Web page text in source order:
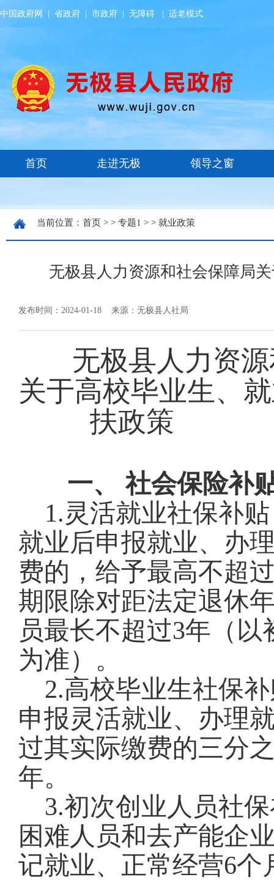
中国政府网 省政府 市政府 无障碍 适老模式
当前位置： 首页 > > 专题1 > > 就业政策
无极县人力资源和社会保障局
发布时间：2024-01-18 来源：无极县人社局
无极县人力资
关于高校毕业生、
扶政策
一、
社会保险补
1.灵活就业社保补贴
就业后申报就业、办
费的，给予最高不超
期限除对距法定退休
员最长不超过3年（
为准）。
2.高校毕业生社保
申报灵活就业、办理
过其实际缴费的三分
年。
3.初次创业人员社
困难人员和去产能企
记就业、正常经营6